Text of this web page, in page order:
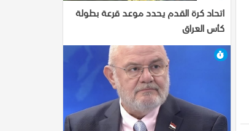
اتحاد كرة القدم يحدد موعد قرعة بطولة
كأس العراق